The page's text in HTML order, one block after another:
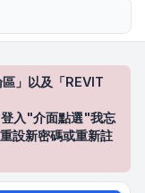
」以及「REVIT
入"介面點選"我忘
設新密碼或重新註